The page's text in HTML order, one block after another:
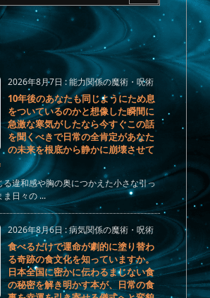
2026年8月7日:能力関係の魔術・呪術
10年後のあなたも同じようにため息
をついているのかと想像した瞬間に
急激な寒気がしたなら今すぐこの話
を聞くべきで日常の全肯定があなた
の未来を根底から静かに崩壊させて
違和感や胸の奥につかえた小さな引っ
ま日々の ...
2026年8月6日:病気関係の魔術・呪術
食べるだけで運命が劇的に塗り替わ
る奇跡の食文化を知っていますか。
日本全国に密かに伝わるまじない食
の秘密を解き明かす本が、日常の食